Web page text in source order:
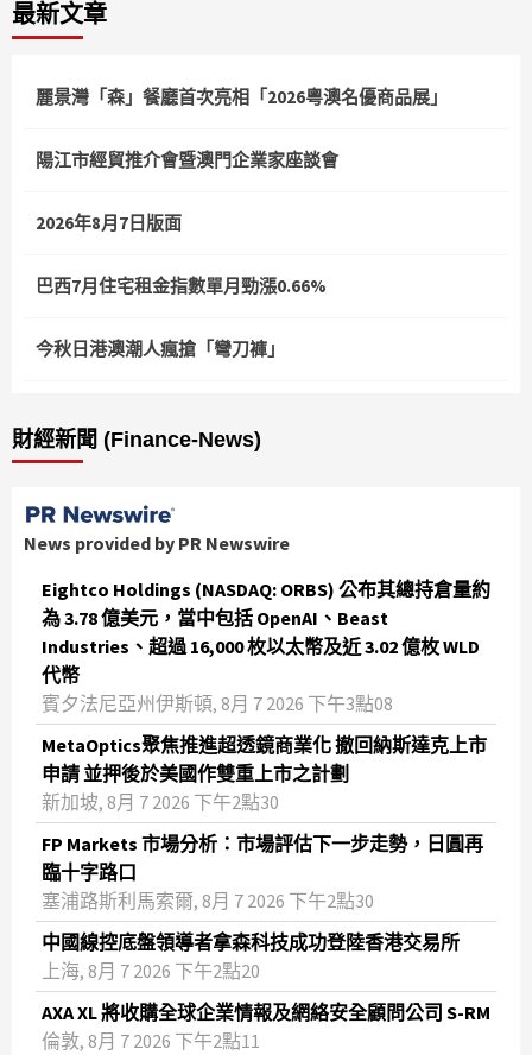
最新文章
麗景灣「森」餐廳首次亮相「2026粵澳名優商品展」
陽江市經貿推介會暨澳門企業家座談會
2026年8月7日版面
巴西7月住宅租金指數單月勁漲0.66%
今秋日港澳潮人瘋搶「彎刀褲」
財經新聞 (Finance-News)
News provided by PR Newswire
Eightco Holdings (NASDAQ: ORBS) 公布其總持倉量約
為 3.78 億美元，當中包括 OpenAI、Beast
Industries、超過 16,000 枚以太幣及近 3.02 億枚 WLD
代幣
賓夕法尼亞州伊斯頓, 8月 7 2026 下午3點08
MetaOptics聚焦推進超透鏡商業化 撤回納斯達克上市
申請 並押後於美國作雙重上市之計劃
新加坡, 8月 7 2026 下午2點30
FP Markets 市場分析：市場評估下一步走勢，日圓再
臨十字路口
塞浦路斯利馬索爾, 8月 7 2026 下午2點30
中國線控底盤領導者拿森科技成功登陸香港交易所
上海, 8月 7 2026 下午2點20
AXA XL 將收購全球企業情報及網絡安全顧問公司 S-RM
倫敦, 8月 7 2026 下午2點11